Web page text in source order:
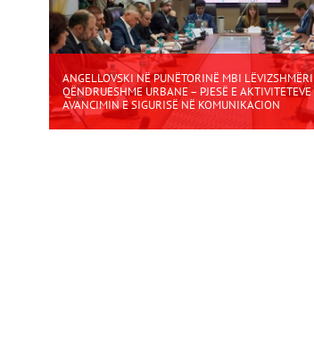
ANGELLOVSKI NË PUNËTORINË MBI
QËNDRUESHME URBANE – PJESË E AKTIVITETEVE
AVANCIMIN E SIGURISË NË KOMUNIKACION